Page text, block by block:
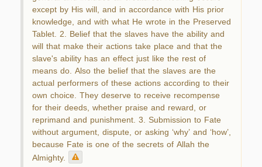
except by His will, and in accordance with His prior
knowledge, and with what He wrote in the Preserved
Tablet. 2. Belief that the slaves have the ability and
will that make their actions take place and that the
slave's ability has an effect just like the rest of
means do. Also the belief that the slaves are the
actual performers of these actions according to their
own choice. They deserve to receive recompense
for their deeds, whether praise and reward, or
reprimand and punishment. 3. Submission to Fate
without argument, dispute, or asking ‘why’ and ‘how’,
because Fate is one of the secrets of Allah the
Almighty.